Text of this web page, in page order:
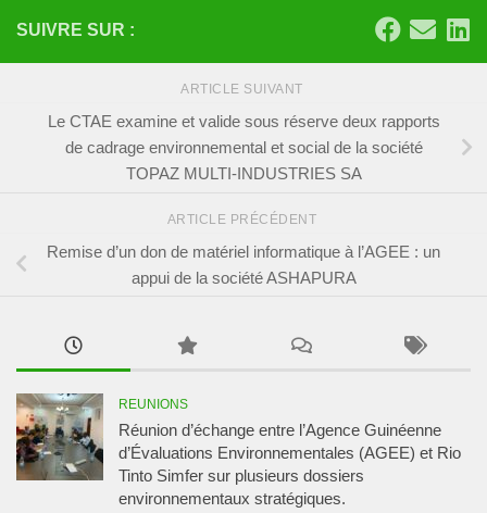
SUIVRE SUR :
ARTICLE SUIVANT
Le CTAE examine et valide sous réserve deux rapports
de cadrage environnemental et social de la société
TOPAZ MULTI-INDUSTRIES SA
ARTICLE PRÉCÉDENT
Remise d’un don de matériel informatique à l’AGEE : un
appui de la société ASHAPURA
REUNIONS
Réunion d’échange entre l’Agence Guinéenne
d’Évaluations Environnementales (AGEE) et Rio
Tinto Simfer sur plusieurs dossiers
environnementaux stratégiques.